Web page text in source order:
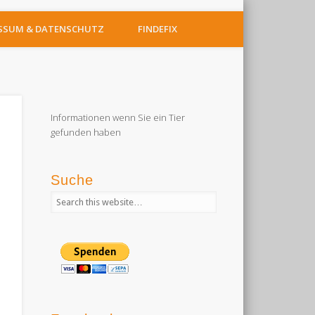
& DATENSCHUTZ FINDEFIX
Informationen wenn Sie ein Tier
gefunden haben
Suche